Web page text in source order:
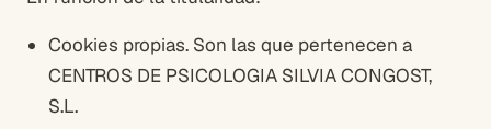
Cookies propias. Son las que pertenecen a
CENTROS DE PSICOLOGIA SILVIA CONGOST,
S.L.